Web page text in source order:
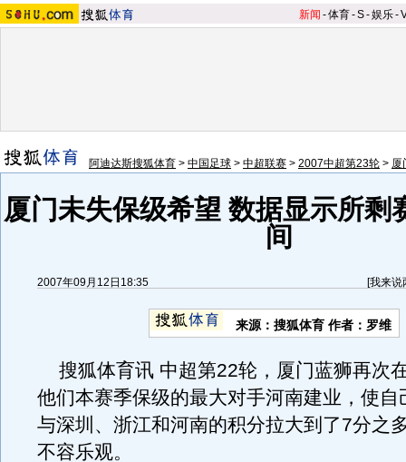
新闻 -体育-S-娱乐-
阿迪达斯搜狐体育 > 中国足球 > 中超联赛 > 2007中超第23轮 > 厦
厦门未失保级希望 数据显示所剩
间
2007年09月12日18:35 [我来说
来源：搜狐体育 作者：罗维
搜狐体育讯 中超第22轮，厦门蓝狮再次
他们本赛季保级的最大对手河南建业，使自
与深圳、浙江和河南的积分拉大到了7分之
不容乐观。